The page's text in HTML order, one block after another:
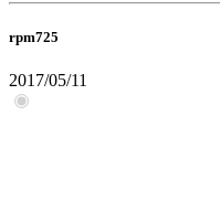
rpm725
2017/05/11